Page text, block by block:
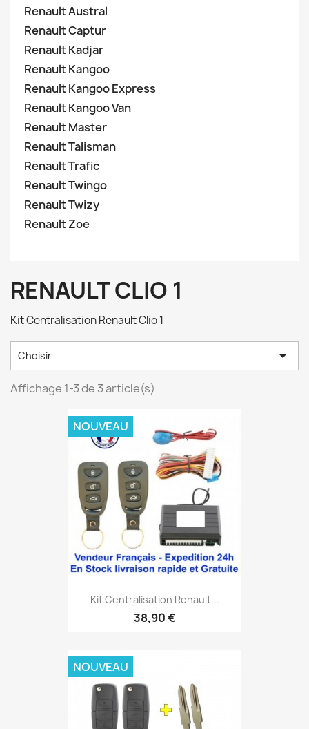
Renault Austral
Renault Captur
Renault Kadjar
Renault Kangoo
Renault Kangoo Express
Renault Kangoo Van
Renault Master
Renault Talisman
Renault Trafic
Renault Twingo
Renault Twizy
Renault Zoe
RENAULT CLIO 1
Kit Centralisation Renault Clio 1
Choisir 
Affichage 1-3 de 3 article(s)
Kit Centralisation Renault...
38,90 €
NOUVEAU
NOUVEAU